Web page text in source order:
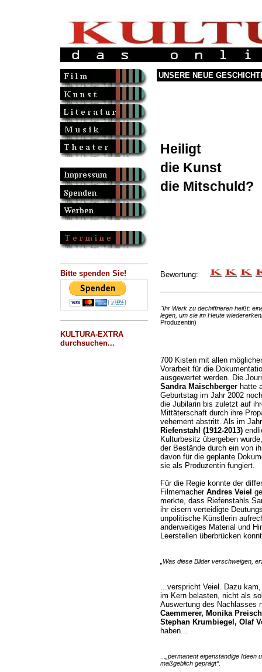
Bitte spenden Sie!
KULTURA-EXTRA
durchsuchen...
UNSERE NEUE
Heiligt
die Kunst
die Mitschuld?
Bewertung:
"Ihr Werk zu dechiffrieren heißt:
legen, um sie im Heute
Produzentin)
700 Kisten mit allen
Vorarbeit für die
ausgewertet werden. Die
Sandra Maischbergerhatte
Geburtstag im Jahr 2002
die Jubilarin bis zuletzt auf
Mittäterschaft durch ihre
vehement abstritt. Als im
Riefenstahl (1912-2013)
Kulturbesitz übergeben
der Bestände durch ein von
davon für die geplante
sie als Produzentin fungiert.
Für die Regie konnte der
Filmemacher Andres Veiel
merkte, dass Riefenstahls
ihr eisern verteidigte
unpolitische Künstlerin
anderweitiges Material und
Leerstellen überbrücken
„Was diese Bilder verschweigen,
...verspricht Veiel. Dazu
im Kern belasten, nicht als
Auswertung des Nachlasses
Caemmerer, Monika
Stephan Krumbiegel, Olaf
haben...
„permanent eigenständige Ideen
maßgeblich geprägt“.